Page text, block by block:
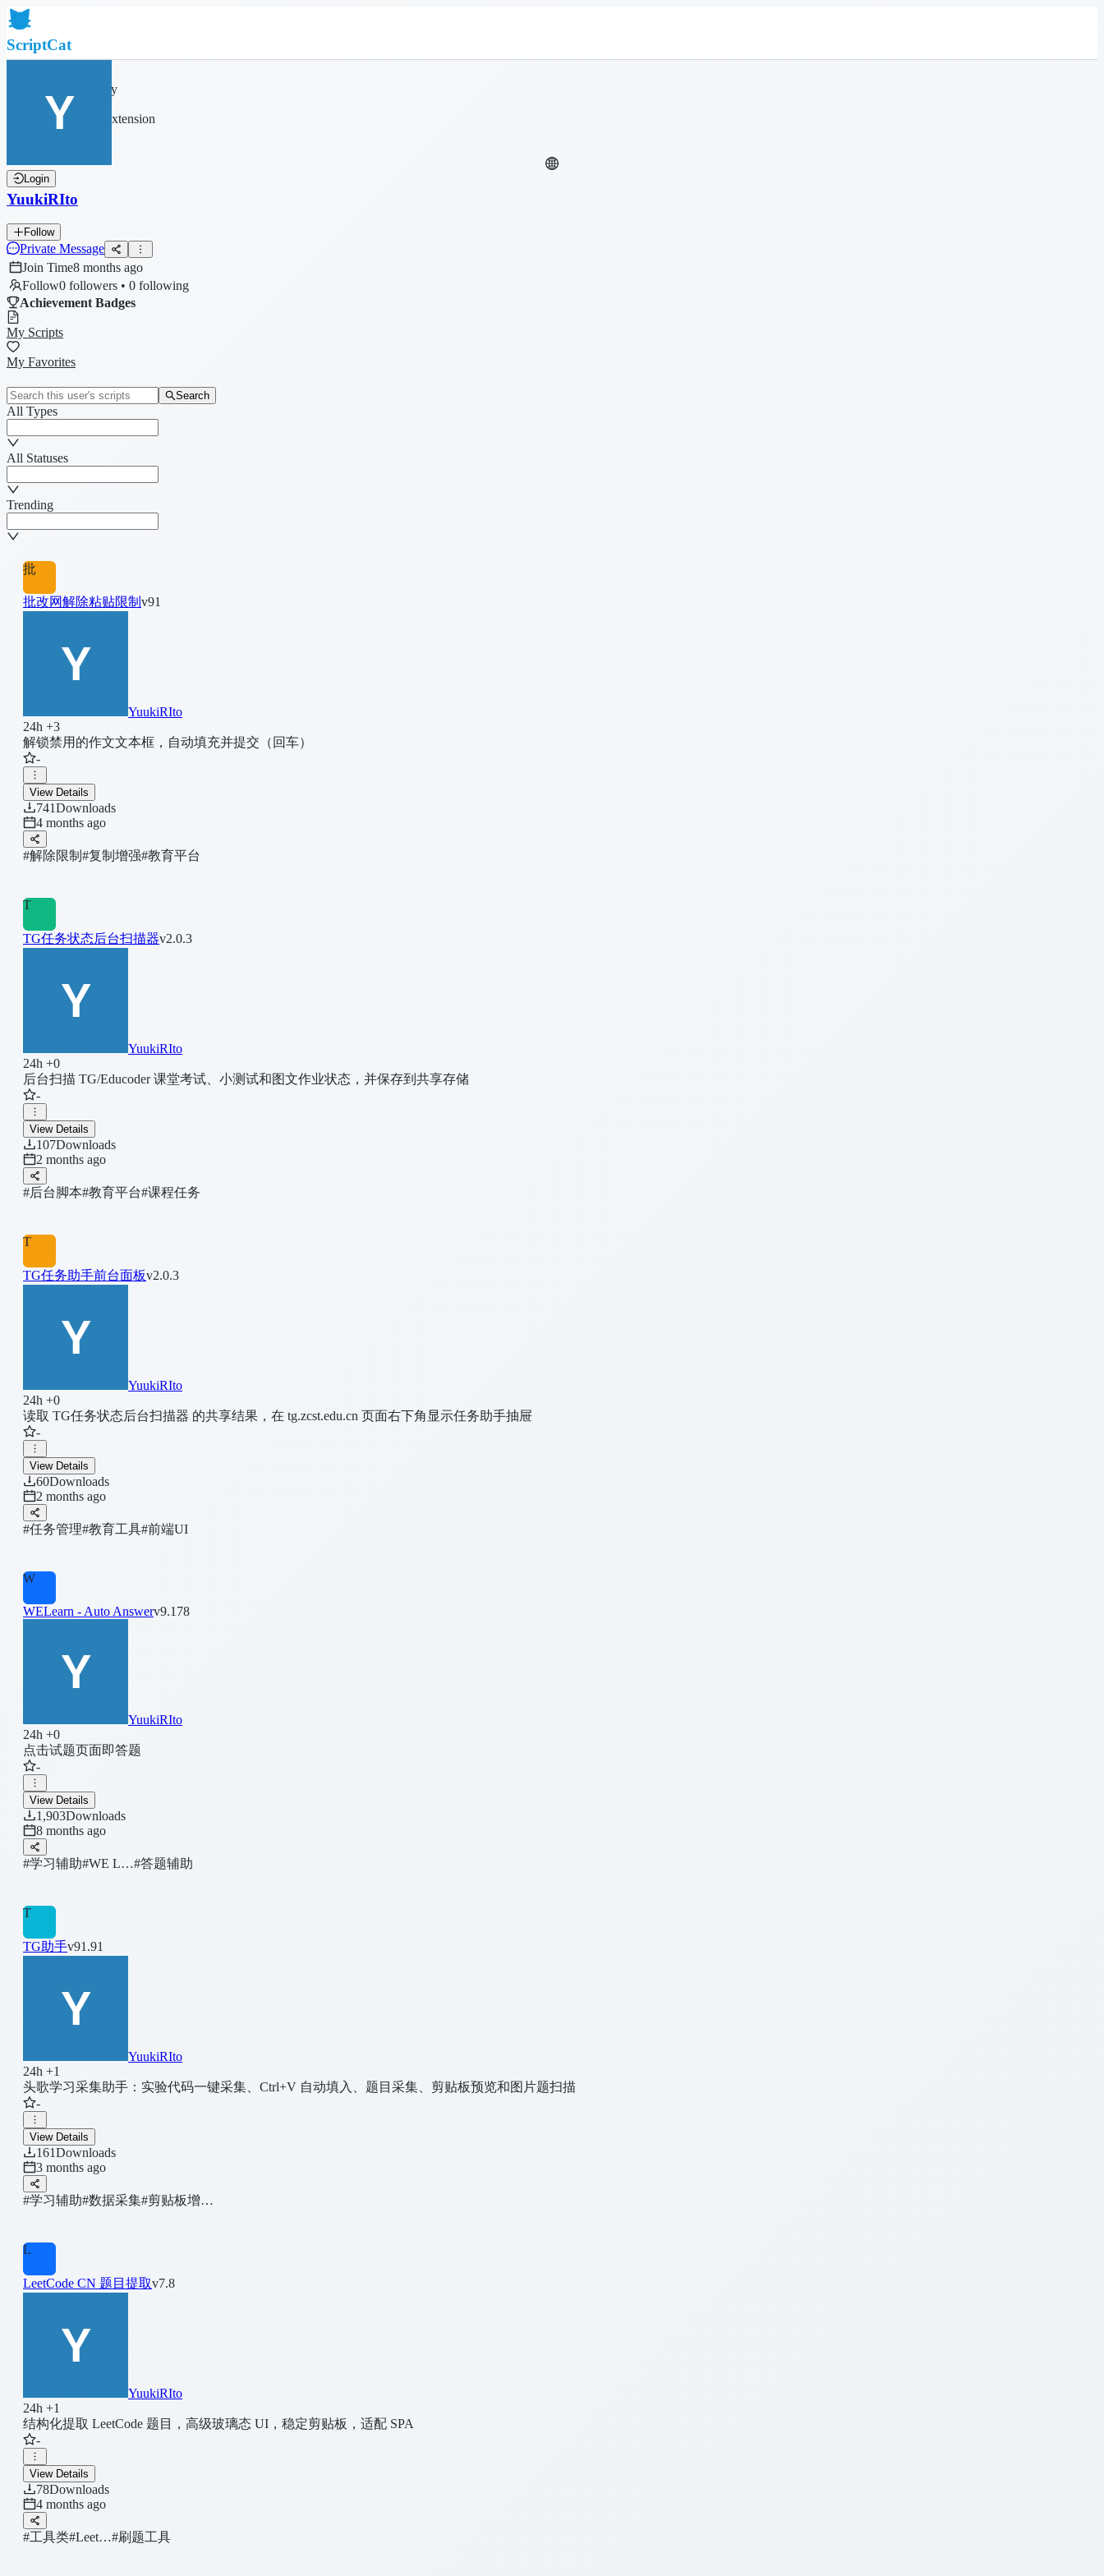
ScriptCat
Community
Script List
Browser Extension
Login
YuukiRIto
Follow
Private Message
Join Time8 months ago
Follow0 followers • 0 following
Achievement Badges
My Scripts
My Favorites
Search
All Types
All Statuses
Trending
批
批改网解除粘贴限制 v91
YuukiRIto
24h +3
解锁禁用的作文文本框，自动填充并提交（回车）
-
View Details
741Downloads
4 months ago
#解除限制 #复制增强#教育平台
T
TG任务状态后台扫描器v2.0.3
YuukiRIto
24h +0
后台扫描 TG/Educoder 课堂考试、小测试和图文作业状态，并保存到共享存储
-
View Details
107Downloads
2 months ago
#后台脚本#教育平台#课程任务
T
TG任务助手前台面板v2.0.3
YuukiRIto
24h +0
读取 TG任务状态后台扫描器 的共享结果，在 tg.zcst.edu.cn 页面右下角显示任务助手抽屉
-
View Details
60Downloads
2 months ago
#任务管理#教育工具#前端UI
W
WELearn - Auto Answerv9.178
YuukiRIto
24h +0
点击试题页面即答题
-
View Details
1,903Downloads
8 months ago
#学习辅助#WE L…#答题辅助
T
TG助手v91.91
YuukiRIto
24h +1
头歌学习采集助手：实验代码一键采集、Ctrl+V 自动填入、题目采集、剪贴板预览和图片题扫描
-
View Details
161Downloads
3 months ago
#学习辅助#数据采集#剪贴板增…
L
LeetCode CN 题目提取v7.8
YuukiRIto
24h +1
结构化提取 LeetCode 题目，高级玻璃态 UI，稳定剪贴板，适配 SPA
-
View Details
78Downloads
4 months ago
#工具类#Leet…#刷题工具